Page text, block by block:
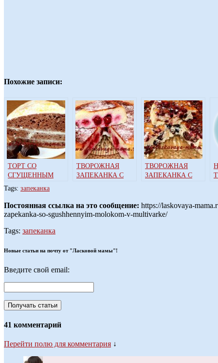
Похожие записи:
ТОРТ СО
СГУЩЕННЫМ
МОЛОКОМ В
МУЛЬТИВАРКЕ
ТВОРОЖНАЯ
ЗАПЕКАНКА С
ТВОРОЖНАЯ
ЗАПЕКАНКА С
МУЛЬТИВАРКЕ
Tags: запеканка
Постоянная ссылка на это сообщение: https://laskovaya-
zapekanka-so-sgushhennyim-molokom-v-multivarke/
Tags: запеканка
Новые статьи на почту от "Ласковой мамы"!
Введите свой email:
41 комментарий
Перейти полю для комментария ↓